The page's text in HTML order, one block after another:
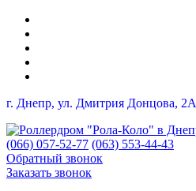
г. Днепр, ул. Дмитрия Донцова, 2A
(066) 057-52-77 (063) 553-44-43
Обратный звонок
Заказать звонок